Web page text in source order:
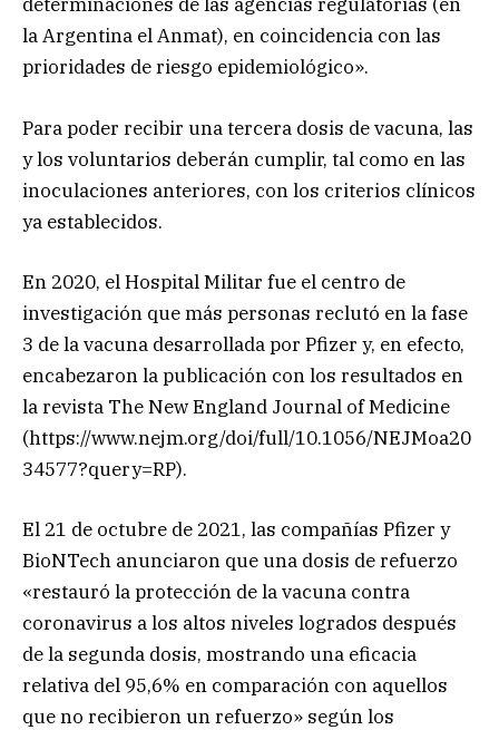
determinaciones de las agencias regulatorias (en
la Argentina el Anmat), en coincidencia con las
prioridades de riesgo epidemiológico».
Para poder recibir una tercera dosis de vacuna, las
y los voluntarios deberán cumplir, tal como en las
inoculaciones anteriores, con los criterios clínicos
ya establecidos.
En 2020, el Hospital Militar fue el centro de
investigación que más personas reclutó en la fase
3 de la vacuna desarrollada por Pfizer y, en efecto,
encabezaron la publicación con los resultados en
la revista The New England Journal of Medicine
(https://www.nejm.org/doi/full/10.1056/NEJMoa20
34577?query=RP).
El 21 de octubre de 2021, las compañías Pfizer y
BioNTech anunciaron que una dosis de refuerzo
«restauró la protección de la vacuna contra
coronavirus a los altos niveles logrados después
de la segunda dosis, mostrando una eficacia
relativa del 95,6% en comparación con aquellos
que no recibieron un refuerzo» según los